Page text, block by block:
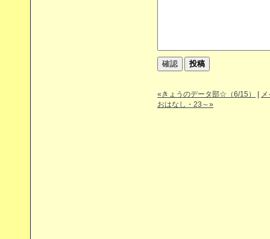
«きょうのデータ部☆（6/15）
おはなし・23～»